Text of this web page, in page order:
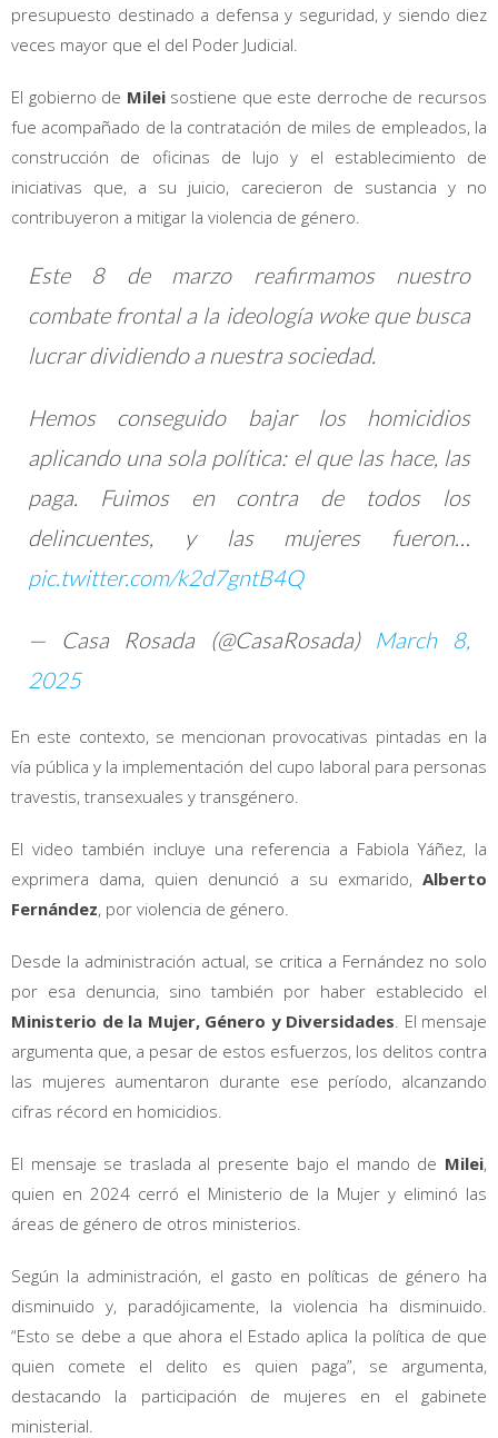
presupuesto destinado a defensa y seguridad, y siendo diez
veces mayor que el del Poder Judicial.
El gobierno de Mileisostiene que este derroche de recursos
fue acompañado de la contratación de miles de empleados, la
construcción de oficinas de lujo y el establecimiento de
iniciativas que, a su juicio, carecieron de sustancia y no
contribuyeron a mitigar la violencia de género.
Este 8 de marzo reafirmamos nuestro
combate frontal a la ideología woke que busca
lucrar dividiendo a nuestra sociedad.
Hemos conseguido bajar los homicidios
aplicando una sola política: el que las hace, las
paga. Fuimos en contra de todos los
delincuentes, y las mujeres fueron…
pic.twitter.com/k2d7gntB4Q
— Casa Rosada (@CasaRosada) March 8,
2025
En este contexto, se mencionan provocativas pintadas en la
vía pública y la implementación del cupo laboral para personas
travestis, transexuales y transgénero.
El video también incluye una referencia a Fabiola Yáñez, la
exprimera dama, quien denunció a su exmarido, Alberto
Fernández, por violencia de género.
Desde la administración actual, se critica a Fernández no solo
por esa denuncia, sino también por haber establecido el
Ministerio de la Mujer, Género y Diversidades . El mensaje
argumenta que, a pesar de estos esfuerzos, los delitos contra
las mujeres aumentaron durante ese período, alcanzando
cifras récord en homicidios.
El mensaje se traslada al presente bajo el mando de Milei,
quien en 2024 cerró el Ministerio de la Mujer y eliminó las
áreas de género de otros ministerios.
Según la administración, el gasto en políticas de género ha
disminuido y, paradójicamente, la violencia ha disminuido.
“Esto se debe a que ahora el Estado aplica la política de que
quien comete el delito es quien paga”, se argumenta,
destacando la participación de mujeres en el gabinete
ministerial.